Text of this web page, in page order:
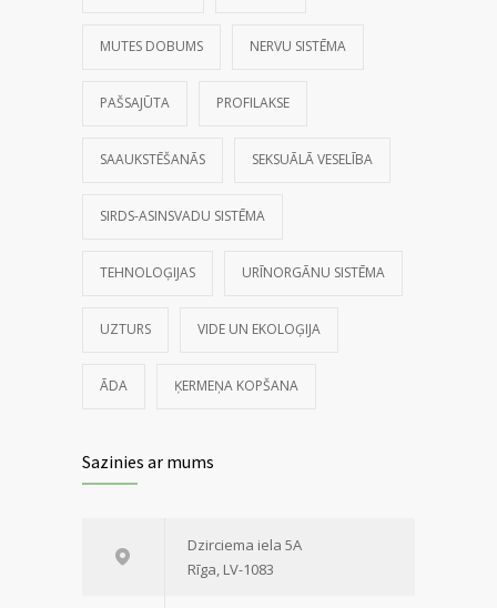
MUTES DOBUMS NERVU SISTĒMA
PAŠSAJŪTA PROFILAKSE
SAAUKSTĒŠANĀS SEKSUĀLĀ VESELĪBA
SIRDS-ASINSVADU SISTĒMA
TEHNOLOĢIJAS URĪNORGĀNU SISTĒMA
UZTURS VIDE UN EKOLOĢIJA
ĀDA ĶERMEŅA KOPŠANA
Sazinies ar mums
Dzirciema iela 5A
Rīga, LV-1083